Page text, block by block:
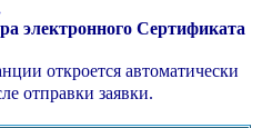
электронного Сертификата
откроется автоматически
отправки заявки.